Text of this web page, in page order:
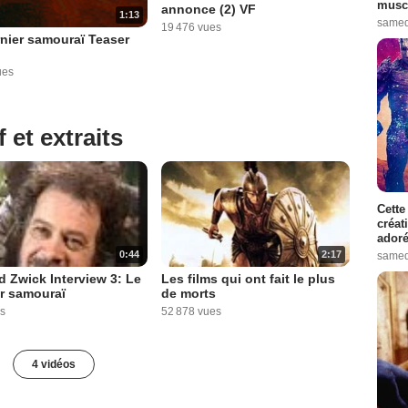
1:13
samouraï Teaser
annonce (2) VF
19 476 vues
et extraits
0:44
Zwick Interview 3: Le
samouraï
2:17
Les films qui ont fait le plus
de morts
52 878 vues
4 vidéos